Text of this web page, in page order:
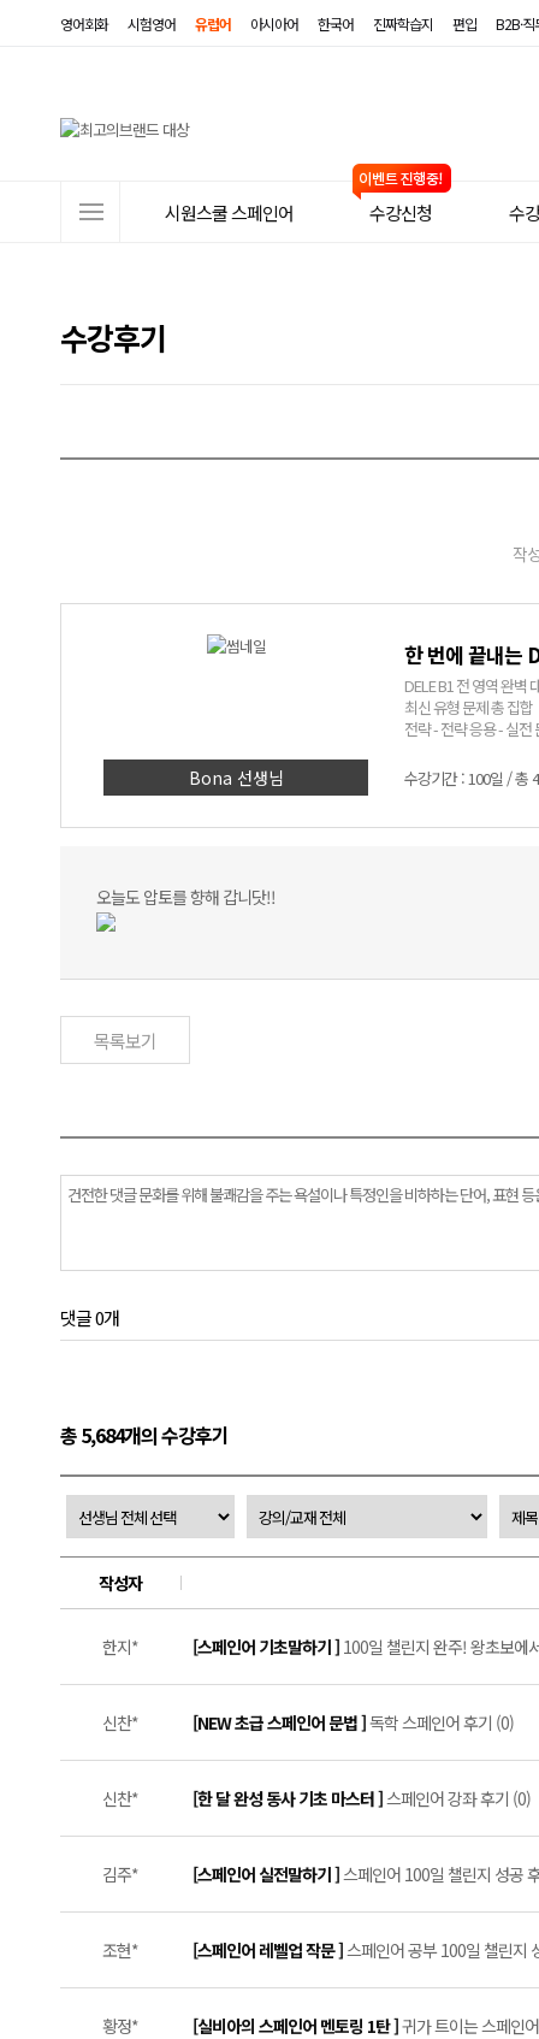
영어회화 시험영어 유럽어 아시아어 한국어 진짜학습지 편입 B2B·
뉴
시원스쿨 스페인어 수강신청 수
수강후기
작
Bona 선생님
한 번에 끝내는
DELE B1 전 영역 완벽
최신 유형 문제 총 집합
전략 - 전략 응용 - 실
수강기간 : 100일 / 총
오늘도 압토를 향해 갑니닷!!
목록보기
댓글 0개
총 5,684개의 수강후기
작성자
한지* [스페인어 기초말하기 ] 100일 챌린지 완주! 왕초보에
신찬* [NEW 초급 스페인어 문법 ]독학 스페인어 후기 (0)
신찬* [한 달 완성 동사 기초 마스터 ]스페인어 강좌 후기 (0)
김주* [스페인어 실전말하기 ]스페인어 100일 챌린지 성공
조현* [스페인어 레벨업 작문 ]스페인어 공부 100일 챌린지
황정* [실비아의 스페인어 멘토링 1탄 ]귀가 트이는 스페인